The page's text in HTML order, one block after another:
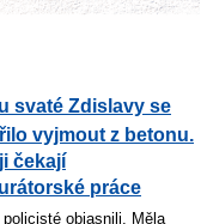
svaté Zdislavy se
vyjmout z betonu.
čekají
práce
objasnili. Měla